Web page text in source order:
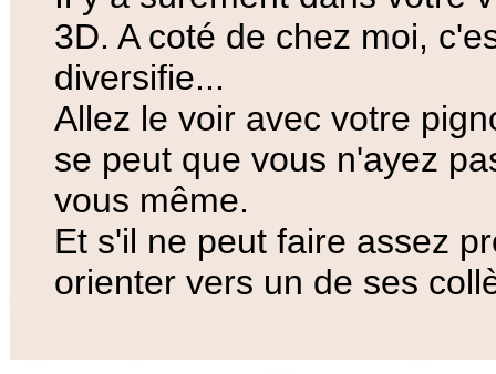
3D. A coté de chez moi,
diversifie...
Allez le voir avec votre
se peut que vous n'ayez
vous même.
Et s'il ne peut faire assez
orienter vers un de ses